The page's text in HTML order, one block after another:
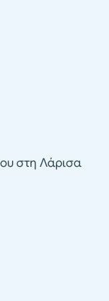
στη Λάρισα